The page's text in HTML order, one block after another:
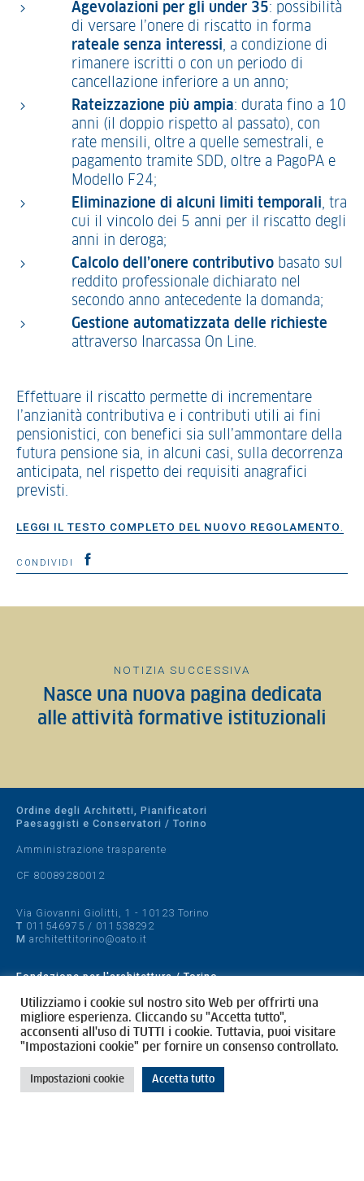
Agevolazioni per gli under 35: possibilità
di versare l’onere di riscatto in forma
rateale senza interessi, a condizione di
rimanere iscritti o con un periodo di
cancellazione inferiore a un anno;
Rateizzazione più ampia: durata fino a 10
anni (il doppio rispetto al passato), con
rate mensili, oltre a quelle semestrali, e
pagamento tramite SDD, oltre a PagoPA e
Modello F24;
Eliminazione di alcuni limiti temporali, tra
cui il vincolo dei 5 anni per il riscatto degli
anni in deroga;
Calcolo dell’onere contributivo basato sul
reddito professionale dichiarato nel
secondo anno antecedente la domanda;
Gestione automatizzata delle richieste
attraverso Inarcassa On Line.
Effettuare il riscatto permette di incrementare
l’anzianità contributiva e i contributi utili ai fini
pensionistici, con benefici sia sull’ammontare della
futura pensione sia, in alcuni casi, sulla decorrenza
anticipata, nel rispetto dei requisiti anagrafici
previsti.
LEGGI IL TESTO COMPLETO DEL NUOVO REGOLAMENTO
CONDIVIDI
NOTIZIA SUCCESSIVA
Nasce una nuova pagina dedicata
alle attività formative istituzionali
Ordine degli Architetti, Pianificatori
Paesaggisti e Conservatori / Torino
Amministrazione trasparente
CF 80089280012
Via Giovanni Giolitti, 1 - 10123 Torino
T 011546975 / 011538292
M architettitorino@oato.it
Fondazione per l'architettura / Torino
Designed by quattrolinee.it
Cookie Policy
Privacy Policy
Utilizziamo i cookie sul nostro sito Web per offrirti una
migliore esperienza. Cliccando su "Accetta tutto",
acconsenti all'uso di TUTTI i cookie. Tuttavia, puoi visitare
"Impostazioni cookie" per fornire un consenso controllato.
Impostazioni cookie Accetta tutto